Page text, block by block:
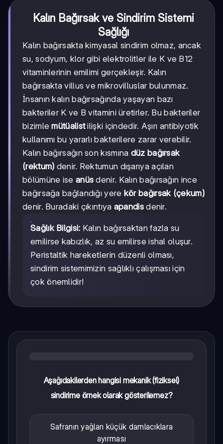
Kalın Bağırsak ve Sindirim Sistemi
Sağlığı
Kalın bağırsakta kimyasal sindirim olmaz, ancak
su, sodyum, klor gibi elektrolitler ile K ve B12
vitaminlerinin emilimi gerçekleşir. Kalın
bağırsakta villus ve mikrovilluslar bulunmaz.
İnsanın kalın bağırsağında yaşayan bazı
bakteriler K ve B vitamini üretirler. Bu bakteriler
bizimlemütüalistilişki içindedir. Aşırı antibiyotik
kullanımı bu yararlı bakterilere zarar verebilir.
Kalın bağırsağın son kısmına düz bağırsak
(rektum) denir. Rektumun dışarıya açılan
bölümüne ise anüs denir. Kalın bağırsağın ince
bağırsağa bağlandığı yere kör bağırsak (çekum)
denir. Buradaki çıkıntıya apandisdenir.
Sağlık Bilgisi: Kalın bağırsaktan fazla su
emilirse kabızlık, az su emilirse ishal oluşur.
Peristaltik hareketlerin düzenli olması,
sindirim sistemimizin sağlıklı çalışması için
çok önemlidir!
Aşağıdakilerden hangisi mekanik (fiziksel)
sindirime örnek olarak gösterilemez?
Safranın yağları küçük damlacıklara
ayırması